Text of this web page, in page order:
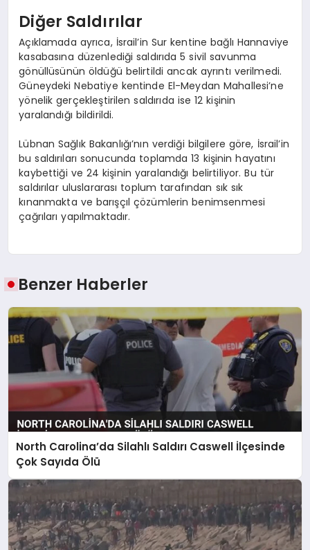
Diğer Saldırılar
Açıklamada ayrıca, İsrail’in Sur kentine bağlı Hannaviye
kasabasına düzenlediği saldırıda 5 sivil savunma
gönüllüsünün öldüğü belirtildi ancak ayrıntı verilmedi.
Güneydeki Nebatiye kentinde El-Meydan Mahallesi’ne
yönelik gerçekleştirilen saldırıda ise 12 kişinin
yaralandığı bildirildi.
Lübnan Sağlık Bakanlığı’nın verdiği bilgilere göre, İsrail’in
bu saldırıları sonucunda toplamda 13 kişinin hayatını
kaybettiği ve 24 kişinin yaralandığı belirtiliyor. Bu tür
saldırılar uluslararası toplum tarafından sık sık
kınanmakta ve barışçıl çözümlerin benimsenmesi
çağrıları yapılmaktadır.
Benzer Haberler
North Carolina’da Silahlı Saldırı Caswell İlçesinde
Çok Sayıda Ölü